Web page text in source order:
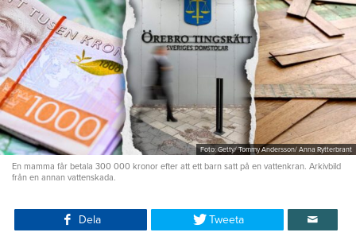
Foto: Getty/ Tommy Andersson/ Anna Rytterbrant
En mamma får betala 300 000 kronor efter att ett barn satt på en vattenkran. Arkivbild
från en annan vattenskada.
Dela Tweeta